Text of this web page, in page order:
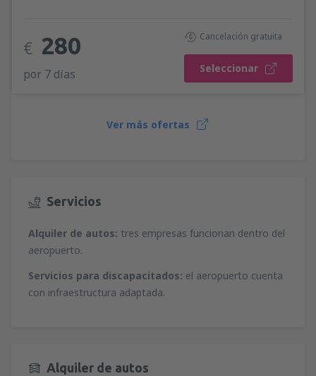
€ 280
por 7 días Seleccionar
Cancelación gratuita
Ver más ofertas
Servicios
Alquiler de autos: tres empresas funcionan dentro del
aeropuerto.
Servicios para discapacitados: el aeropuerto cuenta
con infraestructura adaptada.
Alquiler de autos